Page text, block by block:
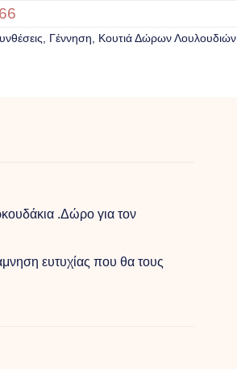
Γέννηση Κουτιά Δώρων Λουλουδιών
.Δώρο για τον
ευτυχίας που θα τους